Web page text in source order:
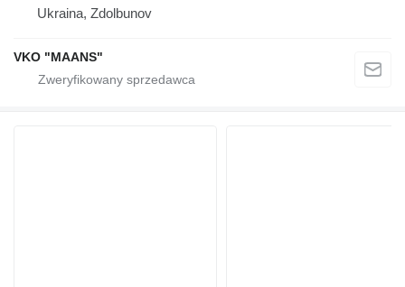
Ukraina, Zdolbunov
VKO "MAANS"